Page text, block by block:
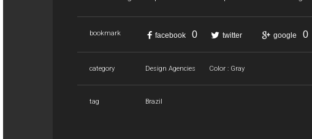
bookmark facebook 0 twitter google 0
category Design Agencies Color : Gray
tag Brazil